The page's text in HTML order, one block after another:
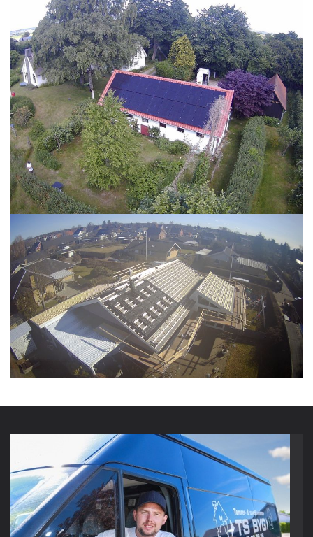
READ MORE
READ MORE